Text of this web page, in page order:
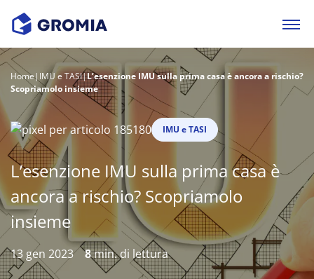
Home| IMU e TASI|L’esenzione IMU sulla prima casa è ancora a rischio?
Scopriamolo insieme
IMU e TASI
L’esenzione IMU sulla prima casa è
ancora a rischio? Scopriamolo
insieme
13 gen 2023 8min. di lettura